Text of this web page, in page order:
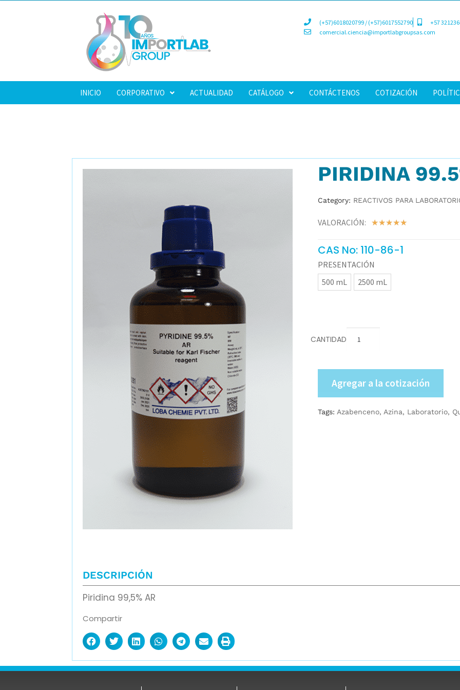
(+57)6018020799 / (+57)6017552790
+57
comercial.ciencia@importlabgroupsas.com
INICIO CORPORATIVO ACTUALIDAD CATÁLOGO CONTÁCTENOS COTIZACIÓN
PIRIDINA
Category: REACTIVOS PARA
VALORACIÓN: ☆☆☆☆☆
CAS No: 110-86-1
PRESENTACIÓN
500 mL
2500 mL
CANTIDAD
Agregar a la cotización
Tags: Azabenceno, Azina, Laboratorio,
DESCRIPCIÓN
Piridina 99,5% AR
Compartir